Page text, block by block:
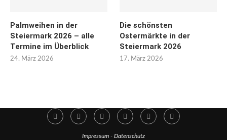
Palmweihen in der
Steiermark 2026 – alle
Termine im Überblick
24. März 2026
Die schönsten
Ostermärkte in der
Steiermark 2026
17. März 2026
Impressum - Datenschutz